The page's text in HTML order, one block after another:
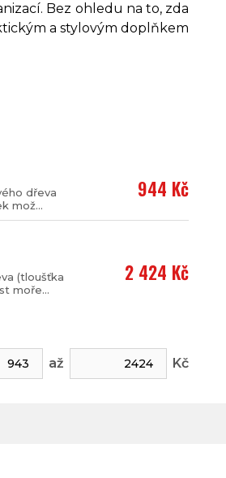
Bez ohledu na to, zda
a stylovým doplňkem
dřeva
mož...
944 Kč
(tloušťka
moře...
2 424 Kč
až Kč